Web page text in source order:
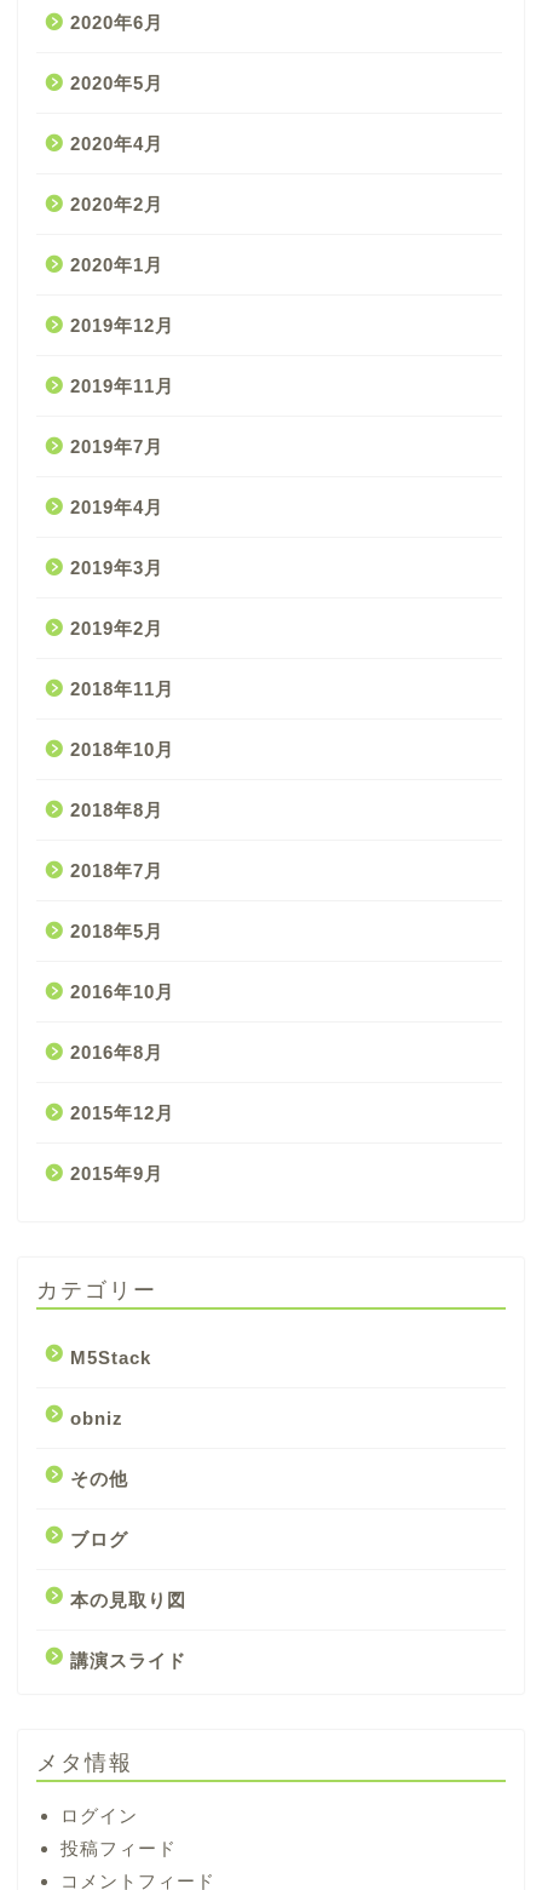
2020年6月
2020年5月
2020年4月
2020年2月
2020年1月
2019年12月
2019年11月
2019年7月
2019年4月
2019年3月
2019年2月
2018年11月
2018年10月
2018年8月
2018年7月
2018年5月
2016年10月
2016年8月
2015年12月
2015年9月
カテゴリー
M5Stack
obniz
その他
ブログ
本の見取り図
講演スライド
メタ情報
ログイン
投稿フィード
コメントフィード